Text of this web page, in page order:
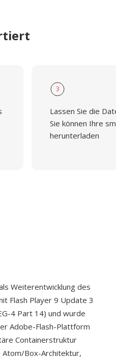
3
Lassen Sie die
Sie können Ihre
herunterladen
Weiterentwicklung des
Flash Player 9 Update 3
4 Part 14) und wurde
Adobe-Flash-Plattform
Containerstruktur
Box-Architektur,